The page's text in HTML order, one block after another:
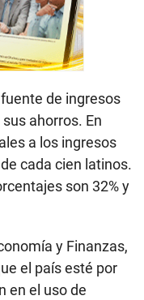
de ingresos
ahorros. En
a los ingresos
cada cien latinos.
son 32% y
y Finanzas,
el país esté por
en el uso de